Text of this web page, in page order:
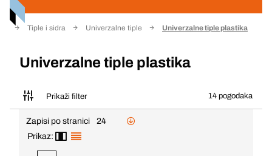
Tiple i sidra Univerzalne tiple Univerzalne tiple plastika
Univerzalne tiple plastika
Prikaži filter 14 pogodaka
Zapisi po stranici
24
Prikaz: